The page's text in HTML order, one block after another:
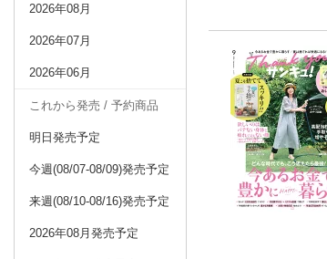
2026年08月
2026年07月
2026年06月
これから発売 / 予約商品
明日発売予定
今週(08/07-08/09)発売予定
来週(08/10-08/16)発売予定
2026年08月発売予定